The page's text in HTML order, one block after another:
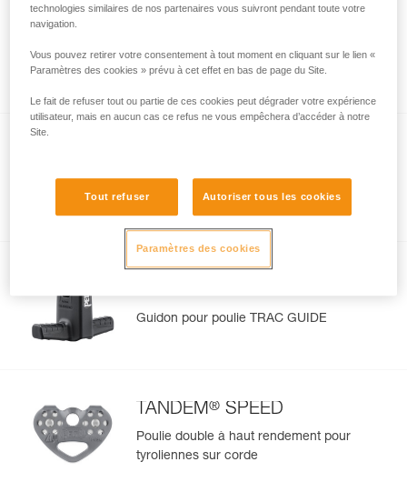
Butées de rechange pour poulies TRAC
CLUB, TRAC GUIDE et TRAC GUIDE LT
Accessoire de rangement pour poulies
TRAC (pack de 5)
Guidon pour poulie TRAC GUIDE
TANDEM® SPEED
Poulie double à haut rendement pour
tyroliennes sur corde
technologies similaires de nos partenaires vous suivront pendant toute votre
navigation.
Vous pouvez retirer votre consentement à tout moment en cliquant sur le lien «
Paramètres des cookies » prévu à cet effet en bas de page du Site.
Le fait de refuser tout ou partie de ces cookies peut dégrader votre expérience
utilisateur, mais en aucun cas ce refus ne vous empêchera d’accéder à notre
Site.
Tout refuser Autoriser tous les cookies
Paramètres des cookies